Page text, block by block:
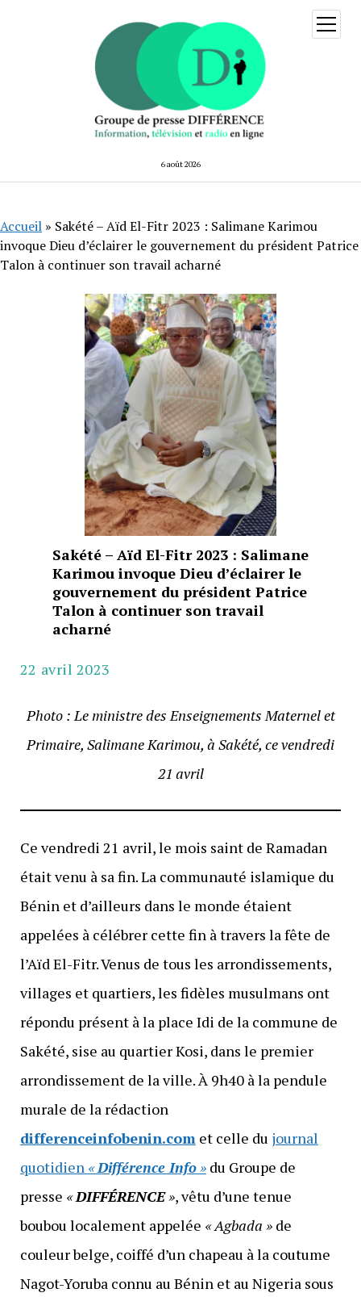
6 août 2026
ouvrir
menu
Accueil » Sakété – Aïd El-Fitr 2023 : Salimane Karimou
invoque Dieu d’éclairer le gouvernement du président Patrice
Talon à continuer son travail acharné
Sakété – Aïd El-Fitr 2023 : Salimane
Karimou invoque Dieu d’éclairer le
gouvernement du président Patrice
Talon à continuer son travail
acharné
22 avril 2023
Photo : Le ministre des Enseignements Maternel et
Primaire, Salimane Karimou, à Sakété, ce vendredi
21 avril
Ce vendredi 21 avril, le mois saint de Ramadan
était venu à sa fin. La communauté islamique du
Bénin et d’ailleurs dans le monde étaient
appelées à célébrer cette fin à travers la fête de
l’Aïd El-Fitr. Venus de tous les arrondissements,
villages et quartiers, les fidèles musulmans ont
répondu présent à la place Idi de la commune de
Sakété, sise au quartier Kosi, dans le premier
arrondissement de la ville. À 9h40 à la pendule
murale de la rédaction
differenceinfobenin.comet celle du journal
quotidien «Différence Info»du Groupe de
presse «DIFFÉRENCE», vêtu d’une tenue
boubou localement appelée « Agbada »de
couleur belge, coiffé d’un chapeau à la coutume
Nagot-Yoruba connu au Bénin et au Nigeria sous